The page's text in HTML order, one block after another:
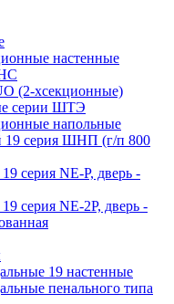
настенные
(2-хсекционные)
серии ШТЭ
напольные
серия ШНП (г/п 800
серия NE-P, дверь -
серия NE-2P, дверь -
19 настенные
пенального типа